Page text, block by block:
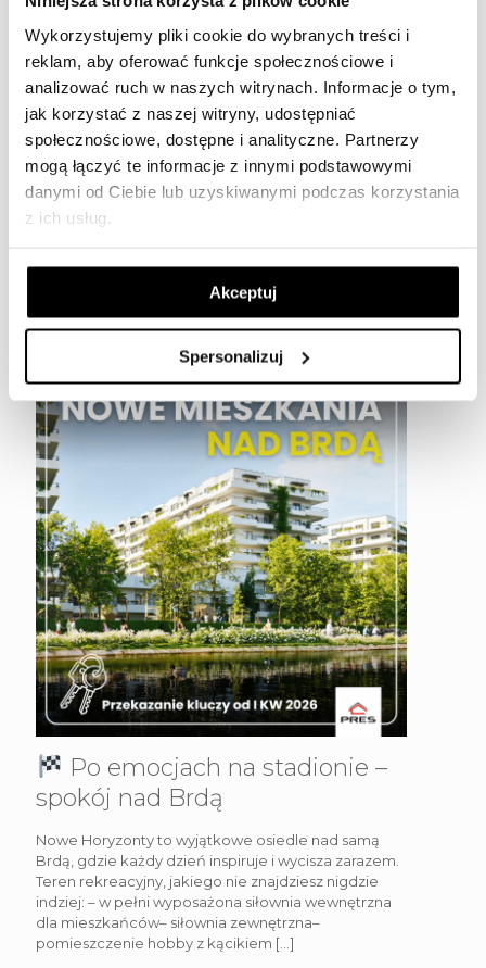
Wykorzystujemy pliki cookie do wybranych treści i
reklam, aby oferować funkcje społecznościowe i
analizować ruch w naszych witrynach. Informacje o tym,
jak korzystać z naszej witryny, udostępniać
społecznościowe, dostępne i analityczne. Partnerzy
mogą łączyć te informacje z innymi podstawowymi
danymi od Ciebie lub uzyskiwanymi podczas korzystania
z ich usług.
Akceptuj
Spersonalizuj
Aneta Rygielska – najbliższe
plany i przygotowania
Nie tylko na ringu toczy się prawdziwa walka.
Zaczyna się znacznie wcześniej – w codziennej
rutynie, w każdej serii powtórzeń, w skupieniu przed
Po emocjach na stadionie –
spokój nad Brdą
Nowe Horyzonty to wyjątkowe osiedle nad samą
Brdą, gdzie każdy dzień inspiruje i wycisza zarazem.
Teren rekreacyjny, jakiego nie znajdziesz nigdzie
indziej: – w pełni wyposażona siłownia wewnętrzna
dla mieszkańców– siłownia zewnętrzna–
pomieszczenie hobby z kącikiem […]